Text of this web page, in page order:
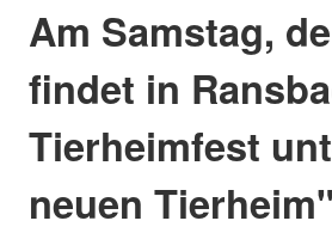
Am Samstag,
findet in
Tierheimfest
neuen